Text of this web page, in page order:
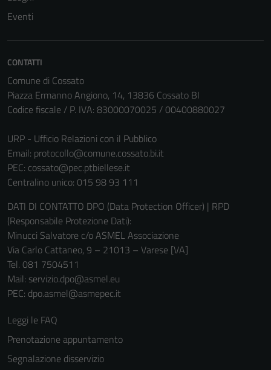
Eventi
CONTATTI
Comune di Cossato
Piazza Ermanno Angiono, 14, 13836 Cossato BI
Codice fiscale / P. IVA: 83000070025 / 00400880027
URP - Ufficio Relazioni con il Pubblico
Email: protocollo@comune.cossato.bi.it
PEC: cossato@pec.ptbiellese.it
Centralino unico: 015 98 93 111
DATI DI CONTATTO DPO (Data Protection Officer) | RPD
(Responsabile Protezione Dati):
Minucci Salvatore c/o ASMEL Associazione
Via Carlo Cattaneo, 9 – 21013 – Varese [VA]
Tel. 081 7504511
Mail: servizio.dpo@asmel.eu
PEC: dpo.asmel@asmepec.it
Leggi le FAQ
Prenotazione appuntamento
Segnalazione disservizio